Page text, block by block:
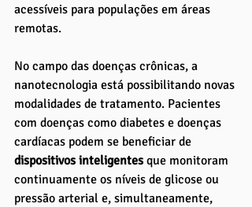
acessíveis para populações em áreas
remotas.
No campo das doenças crônicas, a
nanotecnologia está possibilitando novas
modalidades de tratamento. Pacientes
com doenças como diabetes e doenças
cardíacas podem se beneficiar de
dispositivos inteligentes que monitoram
continuamente os níveis de glicose ou
pressão arterial e, simultaneamente,